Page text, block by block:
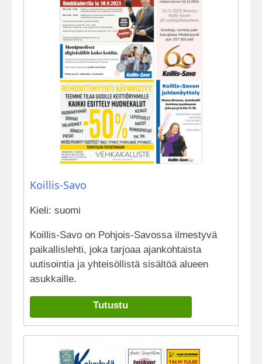
Koillis-Savo
Kieli: suomi
Koillis-Savo on Pohjois-Savossa ilmestyvä
paikallislehti, joka tarjoaa ajankohtaista
uutisointia ja yhteisöllistä sisältöä alueen
asukkaille.
Tutustu